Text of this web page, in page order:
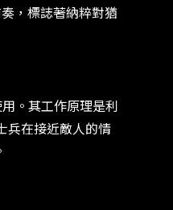
，標誌著納粹對猶
。其工作原理是利
兵在接近敵人的情